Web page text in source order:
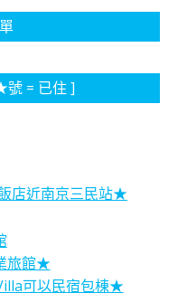
= 已住 ]
店近南京三民站★
旅館★
可以民宿包棟★